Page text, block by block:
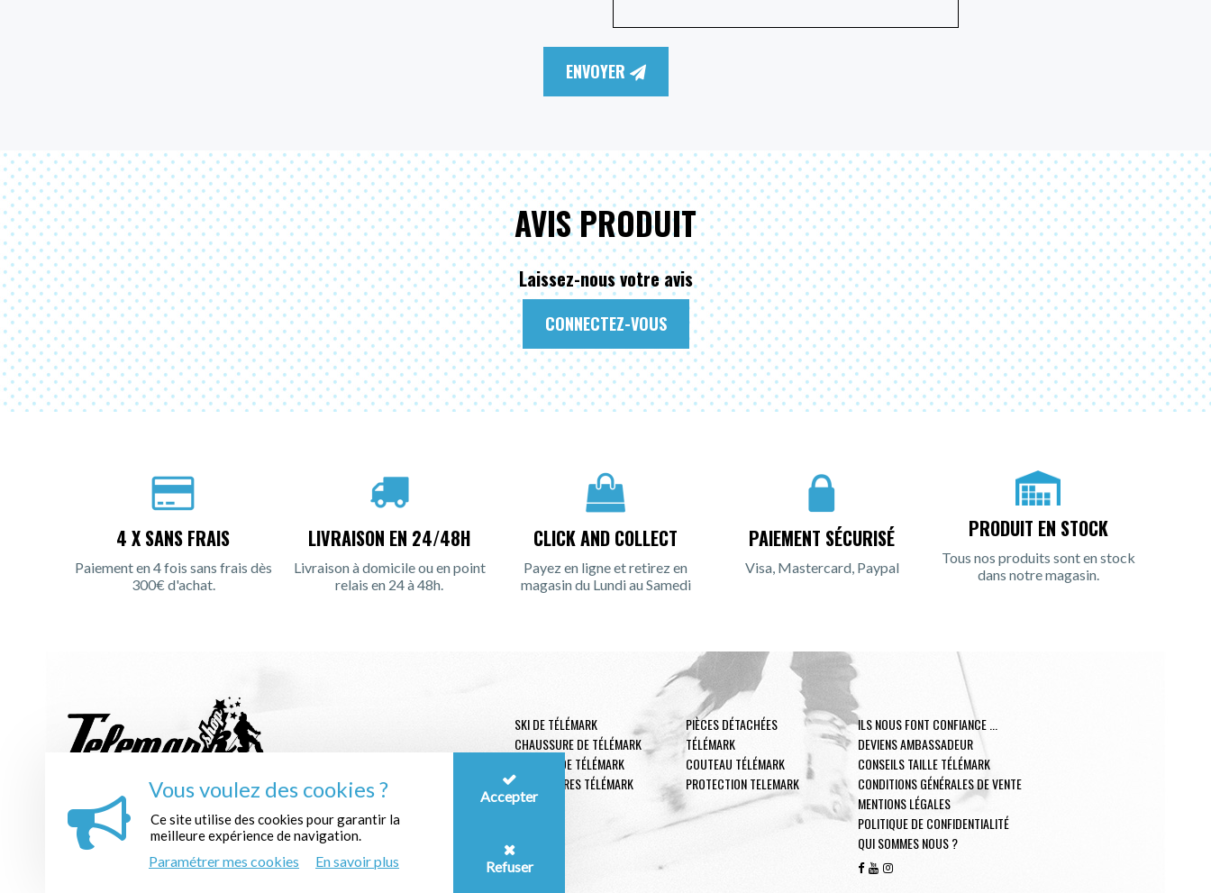
ENVOYER
AVIS PRODUIT
Laissez-nous votre avis
CONNECTEZ-VOUS
4 X SANS FRAIS
Paiement en 4 fois sans frais dès
300€ d'achat.
LIVRAISON EN 24/48H
Livraison à domicile ou en point
relais en 24 à 48h.
CLICK AND COLLECT
Payez en ligne et retirez en
magasin du Lundi au Samedi
PAIEMENT SÉCURISÉ
Visa, Mastercard, Paypal
PRODUIT EN STOCK
Tous nos produits sont en stock
dans notre magasin.
INSCRIPTION À LA NEWSLETTER :
SKI DE TÉLÉMARK
CHAUSSURE DE TÉLÉMARK
FIXATION DE TÉLÉMARK
ACCESSOIRES TÉLÉMARK
PIÈCES DÉTACHÉES
TÉLÉMARK
COUTEAU TÉLÉMARK
PROTECTION TELEMARK
ILS NOUS FONT CONFIANCE ...
DEVIENS AMBASSADEUR
CONSEILS TAILLE TÉLÉMARK
CONDITIONS GÉNÉRALES DE VENTE
MENTIONS LÉGALES
POLITIQUE DE CONFIDENTIALITÉ
QUI SOMMES NOUS ?
Vous voulez des cookies ?
Ce site utilise des cookies pour garantir la
meilleure expérience de navigation.
Paramétrer mes cookies En savoir plus
Accepter
Refuser